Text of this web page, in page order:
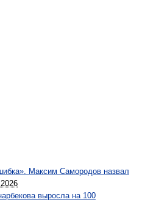
Максим Самородов назвал
выросла на 100